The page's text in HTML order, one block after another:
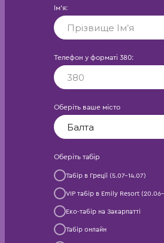
Ім’‎я:
Телефон у форматі 380:
Оберіть ваше місто
Оберіть табір
Табір в Греції (5.07-14.07)
VIP табір в Emily Resort
Еко-табір на Закарпатті
Табір онлайн